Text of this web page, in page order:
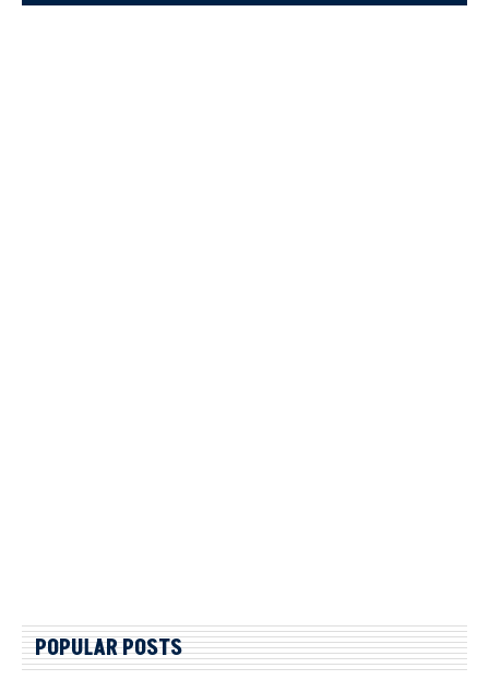
POPULAR POSTS